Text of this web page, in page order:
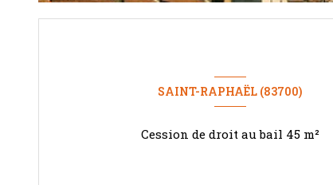
SAINT-RAPHAËL (83700)
Cession de droit au bail 45 m²